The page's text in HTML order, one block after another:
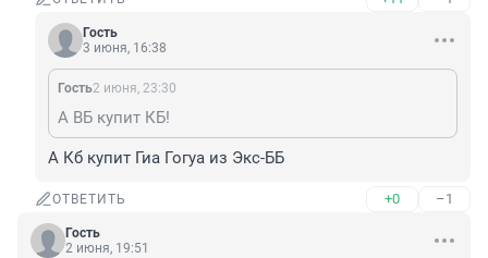
Гость
3 июня, 16:38
Гость2 июня, 23:30
А ВБ купит КБ!
А Кб купит Гиа Гогуа из Экс-ББ
ОТВЕТИТЬ +0 –1
Гость
2 июня, 19:51